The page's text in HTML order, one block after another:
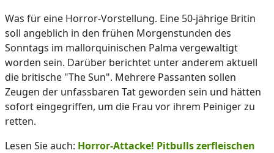
Was für eine Horror-Vorstellung. Eine 50-jährige Britin
soll angeblich in den frühen Morgenstunden des
Sonntags im mallorquinischen Palma vergewaltigt
worden sein. Darüber berichtet unter anderem aktuell
die britische "The Sun". Mehrere Passanten sollen
Zeugen der unfassbaren Tat geworden sein und hätten
sofort eingegriffen, um die Frau vor ihrem Peiniger zu
retten.
Lesen Sie auch: Horror-Attacke! Pitbulls zerfleischen